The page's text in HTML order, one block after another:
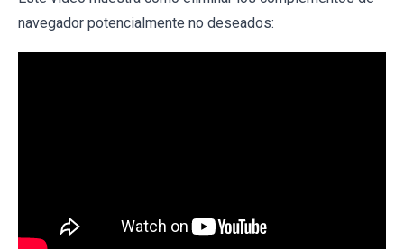
navegador potencialmente no deseados: